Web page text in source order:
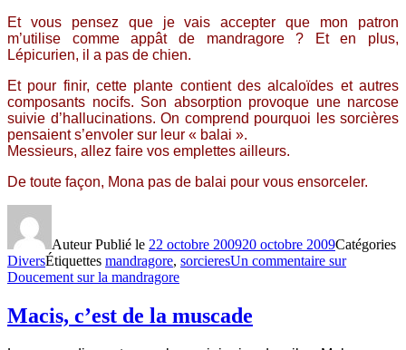
Et vous pensez que je vais accepter que mon patron
m’utilise comme appât de mandragore ? Et en plus,
Lépicurien, il a pas de chien.
Et pour finir, cette plante contient des alcaloïdes et autres
composants nocifs. Son absorption provoque une narcose
suivie d’hallucinations. On comprend pourquoi les sorcières
pensaient s’envoler sur leur « balai ».
Messieurs, allez faire vos emplettes ailleurs.
De toute façon, Mona pas de balai pour vous ensorceler.
AuteurPublié le 22 octobre 200920 octobre 2009Catégories
DiversÉtiquettes mandragore, sorcieresUn commentaire sur
Doucement sur la mandragore
Macis, c’est de la muscade